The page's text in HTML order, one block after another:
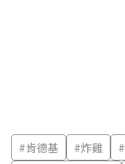
#肯德基 #炸雞 #